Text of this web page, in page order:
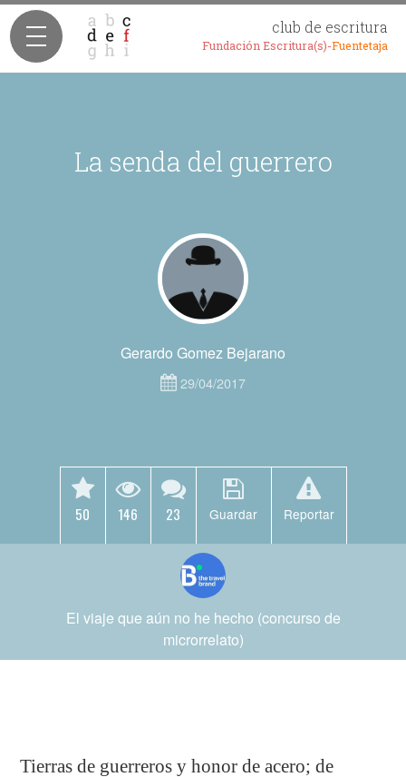
club de escritura
Fundación Escritura(s)-Fuentetaja
La senda del guerrero
Gerardo Gomez Bejarano
29/04/2017
50 146 23 Guardar Reportar
El viaje que aún no he hecho (concurso de
microrrelato)
Tierras de guerreros y honor de acero; de